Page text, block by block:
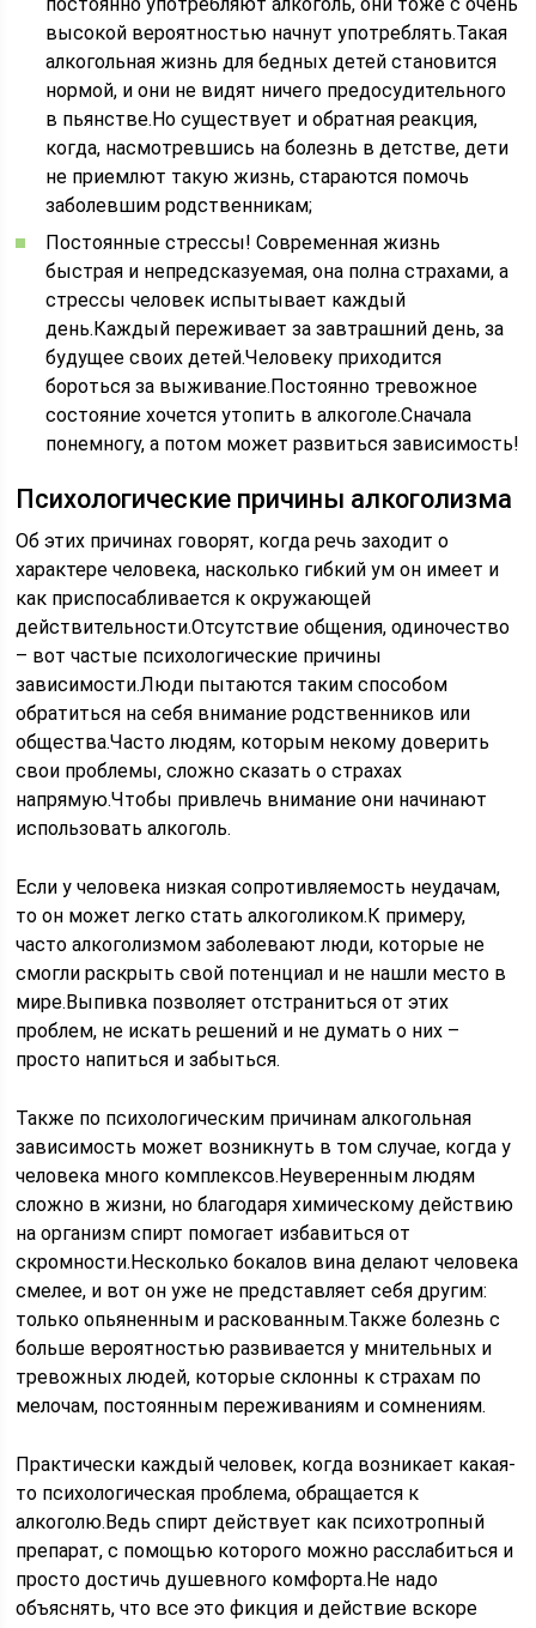
высокой вероятностью начнут употреблять.Такая
алкогольная жизнь для бедных детей становится
нормой, и они не видят ничего предосудительного
в пьянстве.Но существует и обратная реакция,
когда, насмотревшись на болезнь в детстве, дети
не приемлют такую жизнь, стараются помочь
заболевшим родственникам;
Постоянные стрессы! Современная жизнь
быстрая и непредсказуемая, она полна страхами, а
стрессы человек испытывает каждый
день.Каждый переживает за завтрашний день, за
будущее своих детей.Человеку приходится
бороться за выживание.Постоянно тревожное
состояние хочется утопить в алкоголе.Сначала
понемногу, а потом может развиться зависимость!
Психологические причины алкоголизма
Об этих причинах говорят, когда речь заходит о
характере человека, насколько гибкий ум он имеет и
как приспосабливается к окружающей
действительности.Отсутствие общения, одиночество
– вот частые психологические причины
зависимости.Люди пытаются таким способом
обратиться на себя внимание родственников или
общества.Часто людям, которым некому доверить
свои проблемы, сложно сказать о страхах
напрямую.Чтобы привлечь внимание они начинают
использовать алкоголь.
Если у человека низкая сопротивляемость неудачам,
то он может легко стать алкоголиком.К примеру,
часто алкоголизмом заболевают люди, которые не
смогли раскрыть свой потенциал и не нашли место в
мире.Выпивка позволяет отстраниться от этих
проблем, не искать решений и не думать о них –
просто напиться и забыться.
Также по психологическим причинам алкогольная
зависимость может возникнуть в том случае, когда у
человека много комплексов.Неуверенным людям
сложно в жизни, но благодаря химическому действию
на организм спирт помогает избавиться от
скромности.Несколько бокалов вина делают человека
смелее, и вот он уже не представляет себя другим:
только опьяненным и раскованным.Также болезнь с
больше вероятностью развивается у мнительных и
тревожных людей, которые склонны к страхам по
мелочам, постоянным переживаниям и сомнениям.
Практически каждый человек, когда возникает какая-
то психологическая проблема, обращается к
алкоголю.Ведь спирт действует как психотропный
препарат, с помощью которого можно расслабиться и
просто достичь душевного комфорта.Не надо
объяснять, что все это фикция и действие вскоре